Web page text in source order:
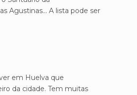
Agustinas... A lista pode ser
em Huelva que
da cidade. Tem muitas